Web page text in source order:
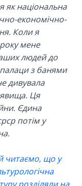
як національна
економічно-
Коли я
мене
людей до
палаци з банями
дивувала
явища. Ця
Єдина
потім у
читаємо, що у